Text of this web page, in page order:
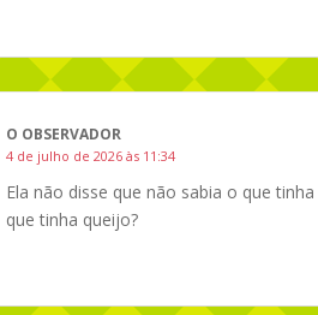
O OBSERVADOR
4 de julho de 2026 às 11:34
Ela não disse que não sabia o que
que tinha queijo?